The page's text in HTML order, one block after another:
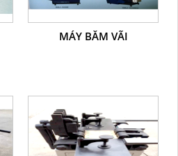
MÁY BĂM VÃI